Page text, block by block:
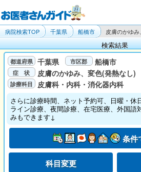
病院検索TOP 千葉県 船橋市 皮膚のかゆ
検索結果
千葉県
船橋市
皮膚のかゆみ、変色(発熱なし)
皮膚科・内科・消化器内科
さらに診療時間、ネット予約可、日曜・休
ライン診療、夜間診療、在宅医療、外国語
みもできます↓
条件
科目変更